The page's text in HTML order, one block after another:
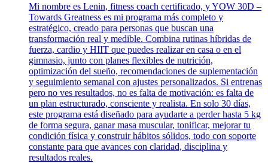
Mi nombre es Lenin, fitness coach certificado, y YOW 30D –
Towards Greatness es mi programa más completo y
estratégico, creado para personas que buscan una
transformación real y medible. Combina rutinas híbridas de
fuerza, cardio y HIIT que puedes realizar en casa o en el
gimnasio, junto con planes flexibles de nutrición,
optimización del sueño, recomendaciones de suplementación
y seguimiento semanal con ajustes personalizados. Si entrenas
pero no ves resultados, no es falta de motivación: es falta de
un plan estructurado, consciente y realista. En solo 30 días,
este programa está diseñado para ayudarte a perder hasta 5 kg
de forma segura, ganar masa muscular, tonificar, mejorar tu
condición física y construir hábitos sólidos, todo con soporte
constante para que avances con claridad, disciplina y
resultados reales.